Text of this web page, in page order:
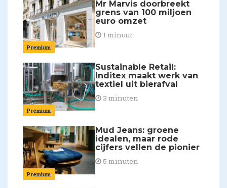
Premium
Mr Marvis doorbreekt
grens van 100 miljoen
euro omzet
1 minuut
Premium
Sustainable Retail:
Inditex maakt werk van
textiel uit bierafval
3 minuten
Premium
Mud Jeans: groene
idealen, maar rode
cijfers vellen de pionier
5 minuten